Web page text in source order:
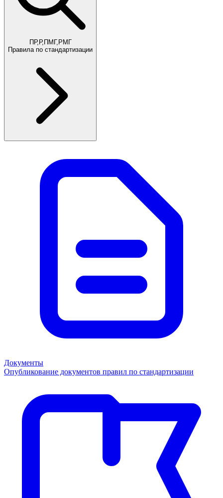
ПР,Р,ПМГ,РМГ
Правила по стандартизации
Документы
Опубликование документов правил по стандартизации